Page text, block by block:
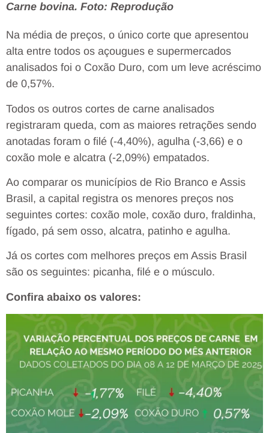
Carne bovina. Foto: Reprodução
Na média de preços, o único corte que apresentou
alta entre todos os açougues e supermercados
analisados foi o Coxão Duro, com um leve acréscimo
de 0,57%.
Todos os outros cortes de carne analisados
registraram queda, com as maiores retrações sendo
anotadas foram o filé (-4,40%), agulha (-3,66) e o
coxão mole e alcatra (-2,09%) empatados.
Ao comparar os municípios de Rio Branco e Assis
Brasil, a capital registra os menores preços nos
seguintes cortes: coxão mole, coxão duro, fraldinha,
fígado, pá sem osso, alcatra, patinho e agulha.
Já os cortes com melhores preços em Assis Brasil
são os seguintes: picanha, filé e o músculo.
Confira abaixo os valores: